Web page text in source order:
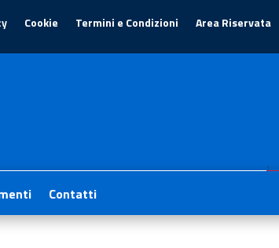
Cookie Termini e Condizioni Area Riservata
1
Contatti